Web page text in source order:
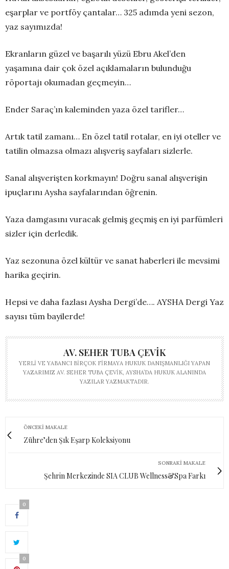
eşarplar ve portföy çantalar… 325 adımda yeni sezon,
yaz sayımızda!
Ekranların güzel ve başarılı yüzü Ebru Akel’den
yaşamına dair çok özel açıklamaların bulunduğu
röportajı okumadan geçmeyin…
Ender Saraç’ın kaleminden yaza özel tarifler…
Artık tatil zamanı… En özel tatil rotalar, en iyi oteller ve
tatilin olmazsa olmazı alışveriş sayfaları sizlerle.
Sanal alışverişten korkmayın! Doğru sanal alışverişin
ipuçlarını Aysha sayfalarından öğrenin.
Yaza damgasını vuracak gelmiş geçmiş en iyi parfümleri
sizler için derledik.
Yaz sezonuna özel kültür ve sanat haberleri ile mevsimi
harika geçirin.
Hepsi ve daha fazlası Aysha Dergi’de…. AYSHA Dergi Yaz
sayısı tüm bayilerde!
AV. SEHER TUBA ÇEVIK
YERLI VE YABANCI BIRÇOK FIRMAYA HUKUK DANIŞMANLIĞI YAPAN
YAZARIMIZ AV. SEHER TUBA ÇEVIK, AYSHA’DA HUKUK ALANINDA
YAZILAR YAZMAKTADIR.
ÖNCEKI MAKALE
Zühre’den Şık Eşarp Koleksiyonu
SONRAKI MAKALE
Şehrin Merkezinde SIA CLUB Wellness&Spa Farkı
0
0